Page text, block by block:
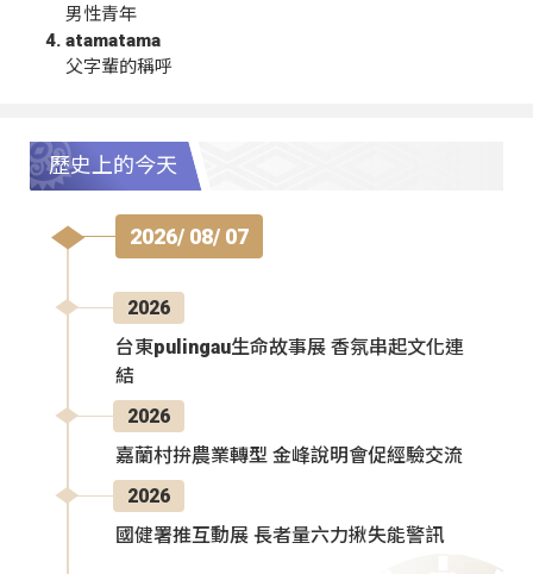
男性青年
atamatama
父字輩的稱呼
歷史上的今天
2026/ 08/ 07
2026
台東pulingau生命故事展 香氛串起文化連
結
2026
嘉蘭村拚農業轉型 金峰說明會促經驗交流
2026
國健署推互動展 長者量六力揪失能警訊